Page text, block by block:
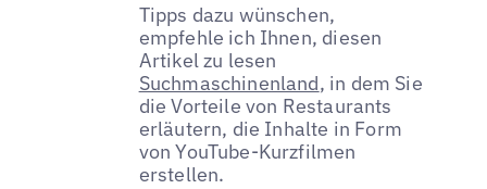
Tipps dazu wünschen,
empfehle ich Ihnen, diesen
Artikel zu lesen
Suchmaschinenland, in dem Sie
die Vorteile von Restaurants
erläutern, die Inhalte in Form
von YouTube-Kurzfilmen
erstellen.